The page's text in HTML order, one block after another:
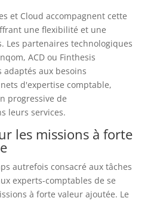
et Cloud accompagnent cette
une flexibilité et une
Les partenaires technologiques
ACD ou Finthesis
aux besoins
d'expertise comptable,
progressive de
leurs services.
les missions à forte
autrefois consacré aux tâches
experts-comptables de se
à forte valeur ajoutée. Le